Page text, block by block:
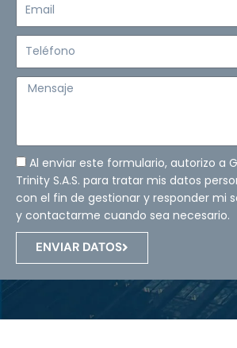
Mensaje
Al enviar este formulario, autorizo a
Trinity S.A.S. para tratar mis datos
con el fin de gestionar y responder mi
y contactarme cuando sea necesario.
ENVIAR DATOS